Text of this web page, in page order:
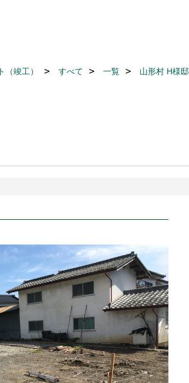
（竣工） すべて 一覧 山形村 H様邸